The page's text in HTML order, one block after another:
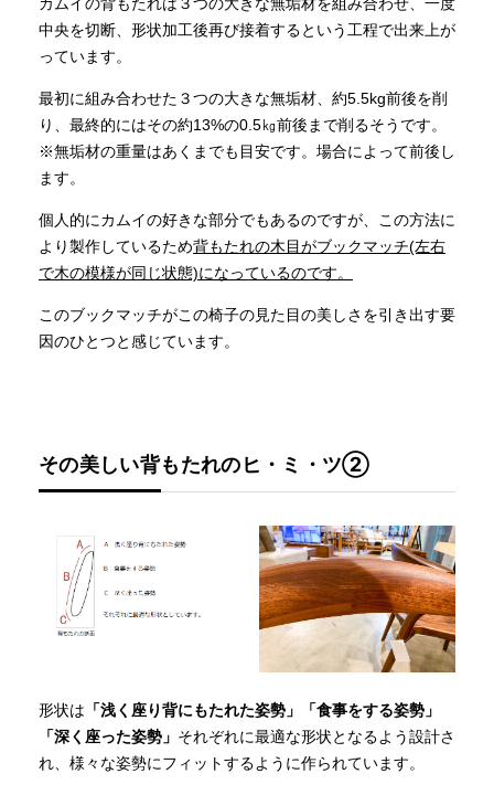
カムイの背もたれは３つの大きな無垢材を組み合わせ、一度
中央を切断、形状加工後再び接着するという工程で出来上が
っています。
最初に組み合わせた３つの大きな無垢材、約5.5kg前後を削
り、最終的にはその約13%の0.5㎏前後まで削るそうです。
※無垢材の重量はあくまでも目安です。場合によって前後し
ます。
個人的にカムイの好きな部分でもあるのですが、この方法に
より製作しているため背もたれの木目がブックマッチ(左右
で木の模様が同じ状態)になっているのです。
このブックマッチがこの椅子の見た目の美しさを引き出す要
因のひとつと感じています。
その美しい背もたれのヒ・ミ・ツ②
形状は 「浅く座り背にもたれた姿勢」「食事をする姿勢」
「深く座った姿勢」 それぞれに最適な形状となるよう設計さ
れ、様々な姿勢にフィットするように作られています。